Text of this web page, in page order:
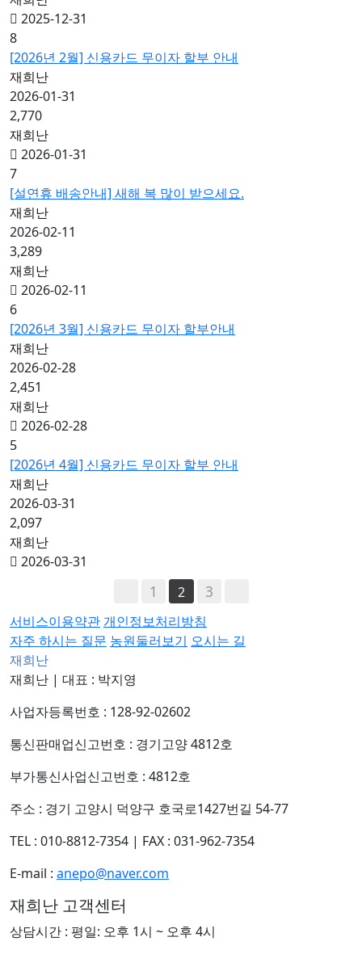
2025-12-31
8
[2026년 2월] 신용카드 무이자 할부 안내
재희난
2026-01-31
2,770
재희난
2026-01-31
7
[설연휴 배송안내] 새해 복 많이 받으세요.
재희난
2026-02-11
3,289
재희난
2026-02-11
6
[2026년 3월] 신용카드 무이자 할부안내
재희난
2026-02-28
2,451
재희난
2026-02-28
5
[2026년 4월] 신용카드 무이자 할부 안내
재희난
2026-03-31
2,097
재희난
2026-03-31
1 2 3
서비스이용약관 개인정보처리방침
자주 하시는 질문 농원둘러보기 오시는 길
재희난
재희난 | 대표 : 박지영
사업자등록번호 : 128-92-02602
통신판매업신고번호 : 경기고양 4812호
부가통신사업신고번호 : 4812호
주소 : 경기 고양시 덕양구 호국로1427번길 54-77
TEL : 010-8812-7354 | FAX : 031-962-7354
E-mail : anepo@naver.com
재희난 고객센터
상담시간 : 평일: 오후 1시 ~ 오후 4시